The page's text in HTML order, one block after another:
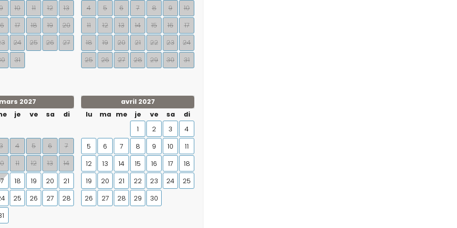
10 11 12
13
17 18 19
20
24 25 26
27
31
4 5 6 7 8 9
10
11
12 13 14 15 16
17
18
19 20 21 22 23
24
25
26 27 28 29 30 31
2027
je ve sa di
4 5 6
7
11 12 13 14
18 19 20
21
25 26 27
28
avril 2027
lu
ma me je ve sa
di
1
2 3
4
5
6 7 8 9 10
11
12
13 14 15 16 17
18
19
20 21 22 23 24
25
26
27 28 29 30